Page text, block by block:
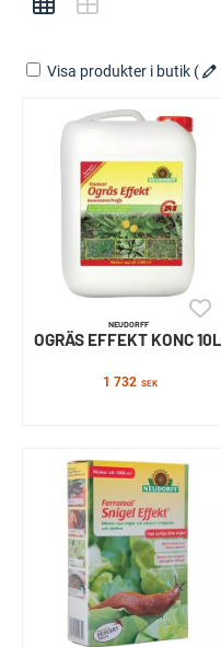
Visa produkter i butik (
NEUDORFF
OGRÄS EFFEKT KONC 10L
1 732 SEK